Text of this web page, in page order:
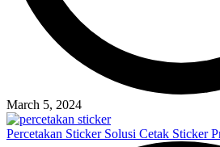
March 5, 2024
Percetakan Sticker Solusi Cetak Sticker